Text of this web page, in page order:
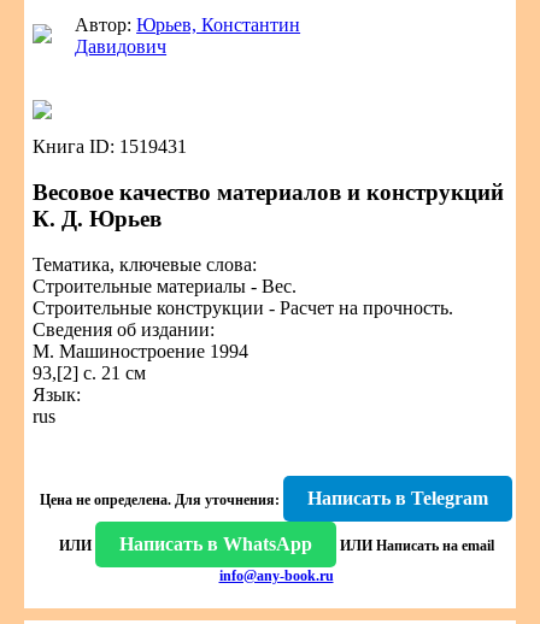
Автор:Юрьев, Константин
Давидович
Книга ID: 1519431
Весовое качество материалов и конструкций
К. Д. Юрьев
Тематика, ключевые слова:
Строительные материалы - Вес.
Строительные конструкции - Расчет на прочность.
Сведения об издании:
М. Машиностроение 1994
93,[2] с. 21 см
Язык:
rus
Цена не определена. Для уточнения: Написать в Telegram
ИЛИ Написать в WhatsApp ИЛИ Написать на email
info@any-book.ru